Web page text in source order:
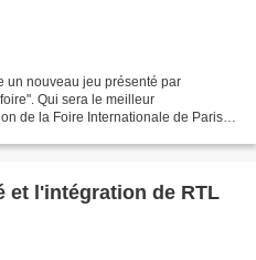
un nouveau jeu présenté par
Qui sera le meilleur
de la Foire Internationale de Paris
et l'intégration de RTL